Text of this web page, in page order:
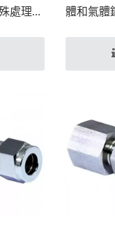
處理
體和氣體